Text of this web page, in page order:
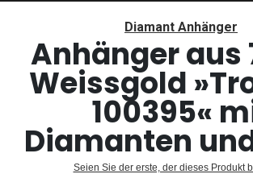
Bildergalerie
springen
Diamant Anhänger
Anhänger aus
Weissgold
100395«
Diamanten
Seien Sie der erste, der dieses Produkt